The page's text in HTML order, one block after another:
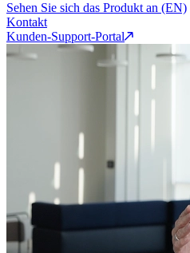
Sehen Sie sich das Produkt an (EN)
Kontakt
Kunden-Support-Portal